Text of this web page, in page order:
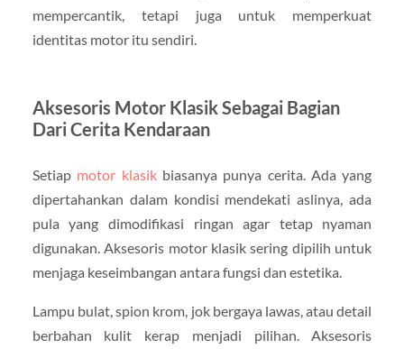
mempercantik, tetapi juga untuk memperkuat
identitas motor itu sendiri.
Aksesoris Motor Klasik Sebagai Bagian
Dari Cerita Kendaraan
Setiap motor klasikbiasanya punya cerita. Ada yang
dipertahankan dalam kondisi mendekati aslinya, ada
pula yang dimodifikasi ringan agar tetap nyaman
digunakan. Aksesoris motor klasik sering dipilih untuk
menjaga keseimbangan antara fungsi dan estetika.
Lampu bulat, spion krom, jok bergaya lawas, atau detail
berbahan kulit kerap menjadi pilihan. Aksesoris